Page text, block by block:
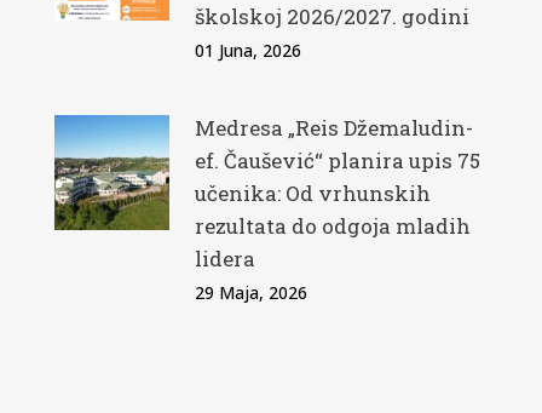
školskoj 2026/2027. godini
01 Juna, 2026
Medresa „Reis Džemaludin-
ef. Čaušević“ planira upis 75
učenika: Od vrhunskih
rezultata do odgoja mladih
lidera
29 Maja, 2026